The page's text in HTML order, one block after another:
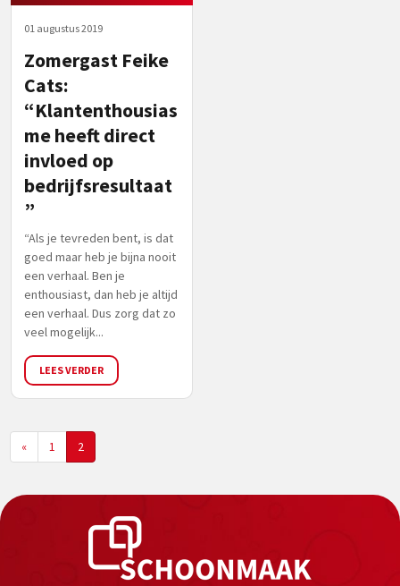
01 augustus 2019
Zomergast Feike
Cats:
“Klantenthousias
me heeft direct
invloed op
bedrijfsresultaat
”
“Als je tevreden bent, is dat
goed maar heb je bijna nooit
een verhaal. Ben je
enthousiast, dan heb je altijd
een verhaal. Dus zorg dat zo
veel mogelijk...
LEES VERDER
« 1 2